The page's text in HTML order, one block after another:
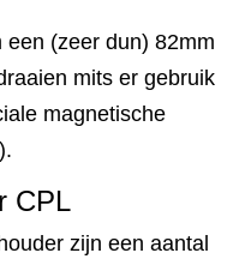
(zeer dun) 82mm
mits er gebruik
magnetische
CPL
zijn een aantal